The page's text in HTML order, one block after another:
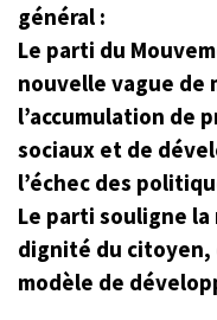
général :
Le parti du
nouvelle vague de
l’accumulation de
sociaux et de
l’échec des
Le parti souligne
dignité du
modèle de